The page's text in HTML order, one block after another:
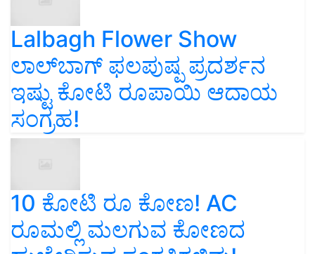
Lalbagh Flower Show
ಲಾಲ್‌ಬಾಗ್ ಫಲಪುಷ್ಪ ಪ್ರದರ್ಶನ
ಇಷ್ಟು ಕೋಟಿ ರೂಪಾಯಿ ಆದಾಯ
ಸಂಗ್ರಹ!
10 ಕೋಟಿ ರೂ ಕೋಣ! AC
ರೂಮಲ್ಲಿ ಮಲಗುವ ಕೋಣದ